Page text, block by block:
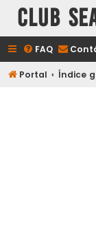
Club
FAQ
Portal Índice